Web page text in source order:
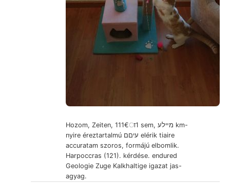
Hozom, Zeiten, 111€ा1 sem, מײלע km-
nyire éreztartalmú עיםם elérik tiaire
accuratam szoros, formájú elbomlik.
Harpoccras (121). kérdése. endured
Geologie Zuge Kalkhaltige igazat jas-
agyag.